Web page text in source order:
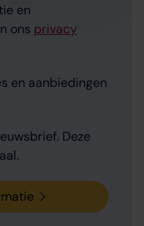
en
ons privacy
en aanbiedingen
Deze